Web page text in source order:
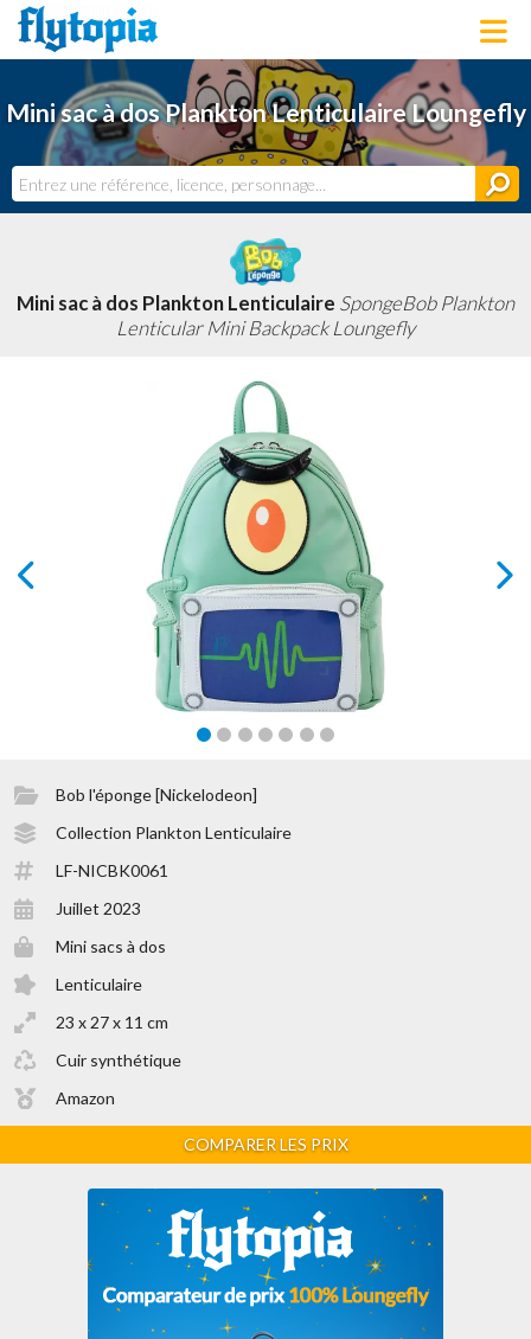
LOUNGEFLY
LICENCES
NOUVEAUTÉS
BONS PLANS
ACTUALITÉS
DERNIERS AJOUTS
Mini sac à dos Plankton Lenticulaire Loungefly
Mini sac à dos Plankton Lenticulaire SpongeBob Plankton
Lenticular Mini Backpack Loungefly
Bob l'éponge [Nickelodeon]
Collection Plankton Lenticulaire
LF-NICBK0061
Juillet 2023
Mini sacs à dos
Lenticulaire
23 x 27 x 11 cm
Cuir synthétique
Amazon
COMPARER LES PRIX